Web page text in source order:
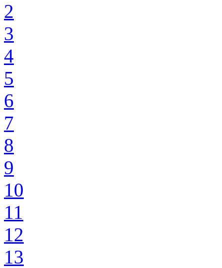
2
3
4
5
6
7
8
9
10
11
12
13